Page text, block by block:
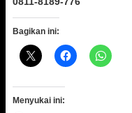
Bagikan ini:
Menyukai ini: